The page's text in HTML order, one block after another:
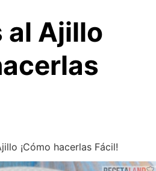
al Ajillo
¡Cómo hacerlas Fácil!